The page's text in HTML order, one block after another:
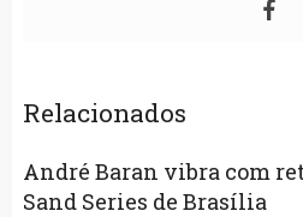
Relacionados
André Baran vibra com
Sand Series de Brasília